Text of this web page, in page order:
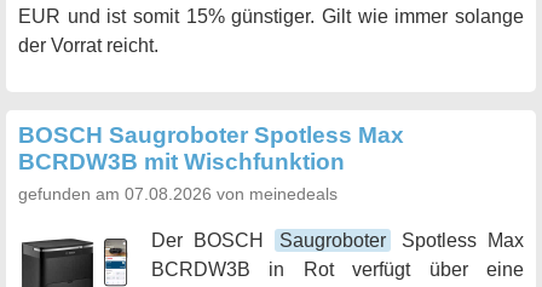
EUR und ist somit 15% günstiger. Gilt wie immer solange
der Vorrat reicht.
BOSCH Saugroboter Spotless Max
BCRDW3B mit Wischfunktion
gefunden am 07.08.2026 von meinedeals
Der BOSCH Saugroboter
Spotless Max
BCRDW3B in Rot verfügt über eine